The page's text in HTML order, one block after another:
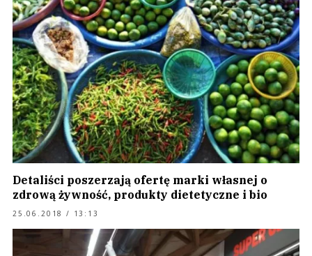
Detaliści poszerzają ofertę marki własnej o
zdrową żywność, produkty dietetyczne i bio
25.06.2018 / 13:13